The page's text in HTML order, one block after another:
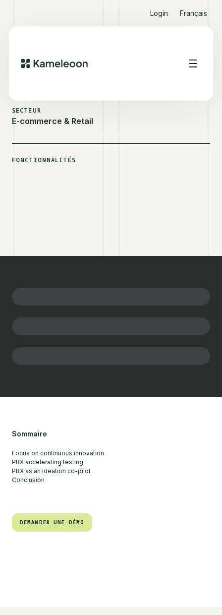
Login Français
VOIR D'AUTRES SUCCESS STORIES
SECTEUR
E-commerce & Retail
FONCTIONNALITÉS
Sommaire
Focus on continuous innovation
PBX accelerating testing
PBX as an ideation co-pilot
Conclusion
DEMANDER UNE DÉMO
DEMANDER UNE DÉMO